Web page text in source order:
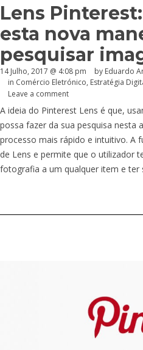
Lens
esta nova
pesquisar
14 Julho, 2017 @ 4:08 pm by Eduardo
in Comércio Eletrónico, Estratégia
Leave a comment
A ideia do Pinterest Lens é que,
possa fazer da sua pesquisa nesta
processo mais rápido e intuitivo. A
de Lens e permite que o utilizador
fotografia a um qualquer item e ter